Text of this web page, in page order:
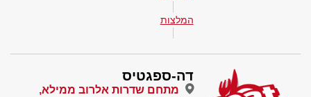
המלצות
דה-ספגטיס
מתחם שדרות אלרוב ממילא,